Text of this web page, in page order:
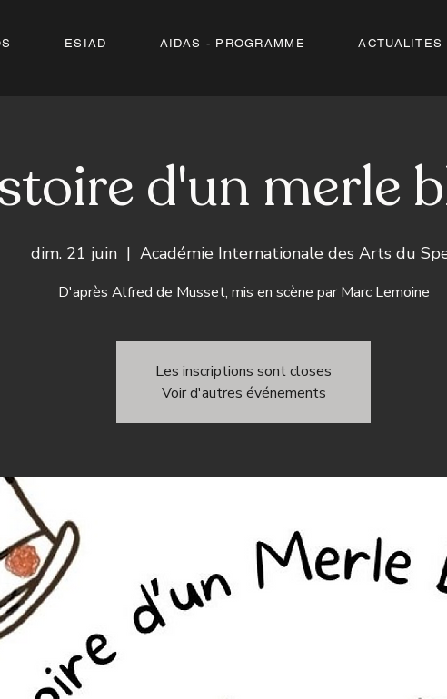
ESIAD AIDAS - PROGRAMME ACTUALITES
d'un merle
dim. 21 juin
  |
Académie Internationale des Arts du
D'après Alfred de Musset, mis en scène par Marc Lemoine
Les inscriptions sont closes
Voir d'autres événements